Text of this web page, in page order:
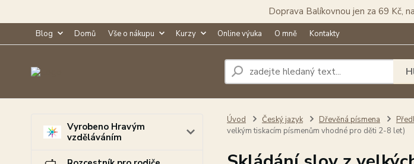
Doprava Balíkovnou jen za 69 Kč,
Blog Domů Vše o nákupu Kurzy Online výuka O mně Kontakty
Vyrobeno Hravým
vzděláváním
Úvod Český jazyk Dřevěná písmena
velkým tiskacím písmenům vhodné pro děti 2-8 let)